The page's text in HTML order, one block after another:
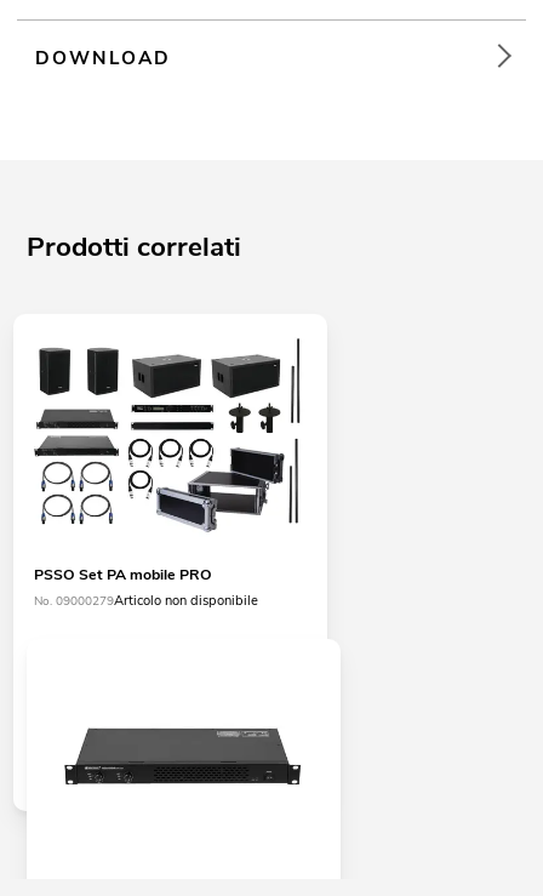
DOWNLOAD
Prodotti correlati
PSSO Set PA mobile PRO
No. 09000279Articolo non disponibile